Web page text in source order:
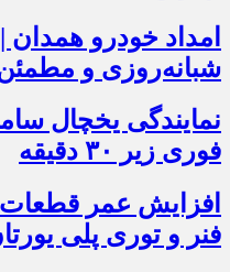
امداد خودرو
شبانه‌روزی و
نمایندگی یخچال
فوری زیر ۳۰ دقیقه
افزایش عمر قطعات
فنر و توری پلی